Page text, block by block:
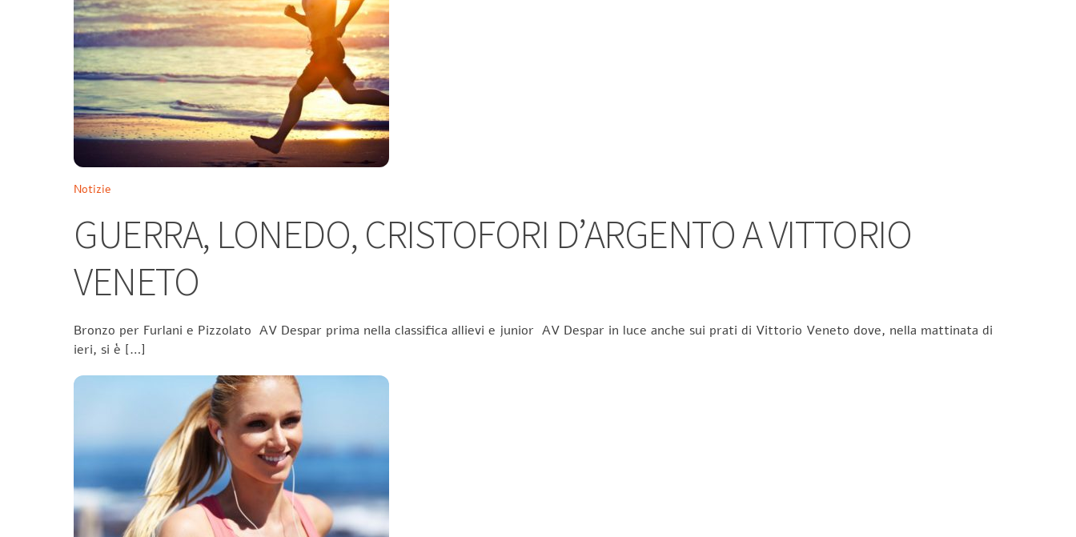
Notizie
GUERRA, LONEDO, CRISTOFORI D’ARGENTO A VITTORIO
VENETO
Bronzo per Furlani e Pizzolato AV Despar prima nella classifica allievi e junior AV Despar in luce anche sui prati di Vittorio Veneto dove, nella mattinata di
ieri, si è […]